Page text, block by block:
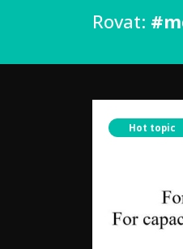
Rovat:
Hot topic